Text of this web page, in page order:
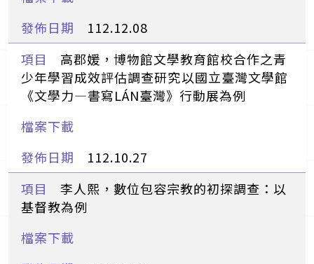
112.12.08
高郡媛，博物館文學教育館校合作之青
少年學習成效評估調查研究――以國立臺灣文學館
《文學力—書寫LÁN臺灣》行動展為例
112.10.27
李人熙，數位包容宗教的初探調查：以
基督教為例